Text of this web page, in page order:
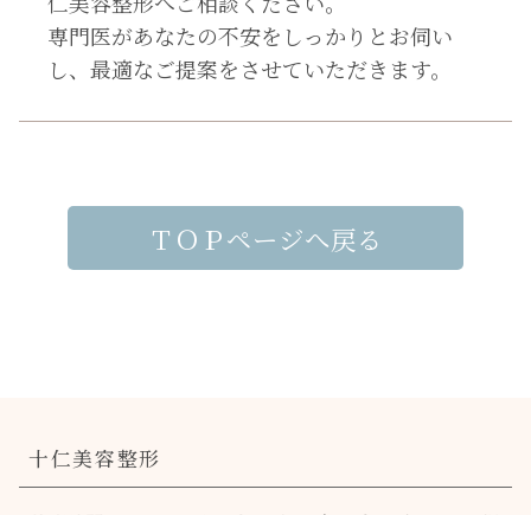
専門医があなたの不安をしっかりとお伺い
し、最適なご提案をさせていただきます。
ＴＯＰページへ戻る
十仁美容整形